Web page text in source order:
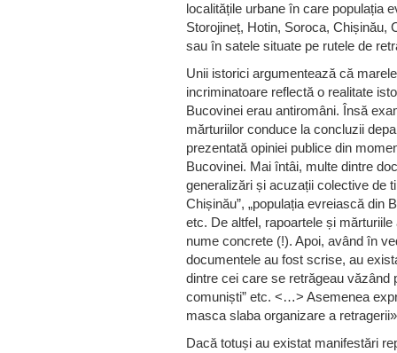
localitățile urbane în care populația
Storojineț, Hotin, Soroca, Chișinău,
sau în satele situate pe rutele de
Unii istorici argumentează că
incriminatoare reflectă o realitate
Bucovinei erau antiromâni. Însă
mărturiilor conduce la concluzii
prezentată opiniei publice din
Bucovinei. Mai întâi, multe dintre
generalizări și acuzații colective de
Chișinău”, „populația evreiască din
etc. De altfel, rapoartele și
nume concrete (!). Apoi, având în
documentele au fost scrise, au
dintre cei care se retrăgeau văzând
comuniști” etc. <…> Asemenea
masca slaba organizare a
Dacă totuși au existat manifestări